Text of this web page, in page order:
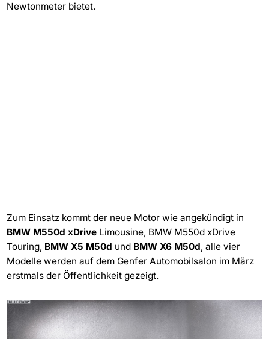
Newtonmeter bietet.
Zum Einsatz kommt der neue Motor wie angekündigt in
BMW M550d xDriveLimousine, BMW M550d xDrive
Touring, BMW X5 M50d und BMW X6 M50d, alle vier
Modelle werden auf dem Genfer Automobilsalon im März
erstmals der Öffentlichkeit gezeigt.